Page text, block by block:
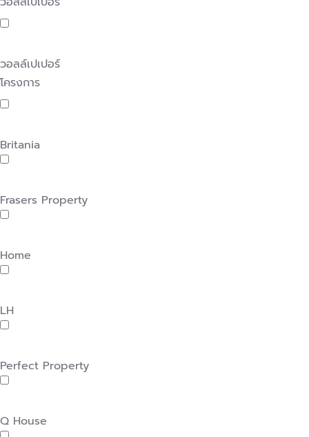
วอลล์เปเปอร์
โครงการ
Britania
Frasers Property
Home
LH
Perfect Property
Q House